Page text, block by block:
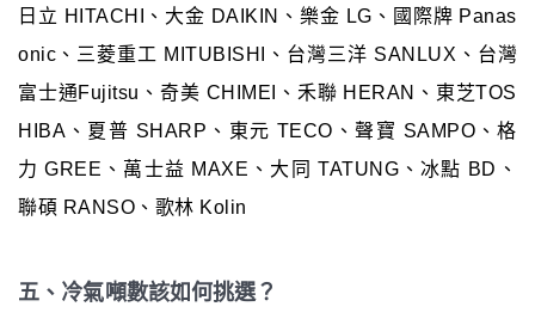
日立 HITACHI、大金 DAIKIN、樂金 LG、國際牌 Panas
onic、三菱重工 MITUBISHI、台灣三洋 SANLUX、台灣
富士通Fujitsu、奇美 CHIMEI、禾聯 HERAN、東芝TOS
HIBA、夏普 SHARP、東元 TECO、聲寶 SAMPO、格
力 GREE、萬士益 MAXE、大同 TATUNG、冰點 BD、
聯碩 RANSO、歌林 Kolin
五、冷氣噸數該如何挑選？